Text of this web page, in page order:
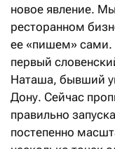
новое явление.
ресторанном
ее «пишем» сами.
первый
Наташа, бывший
Дону. Сейчас
правильно
постепенно